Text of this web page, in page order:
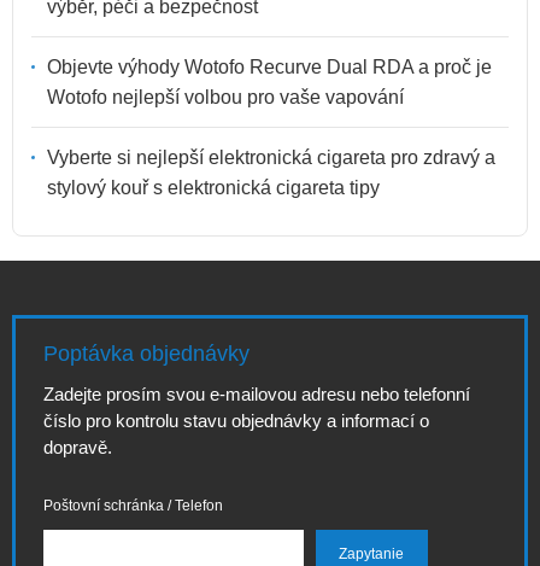
výběr, péči a bezpečnost
Objevte výhody Wotofo Recurve Dual RDA a proč je
Wotofo nejlepší volbou pro vaše vapování
Vyberte si nejlepší elektronická cigareta pro zdravý a
stylový kouř s elektronická cigareta tipy
Poptávka objednávky
Zadejte prosím svou e-mailovou adresu nebo telefonní
číslo pro kontrolu stavu objednávky a informací o
dopravě.
Poštovní schránka / Telefon